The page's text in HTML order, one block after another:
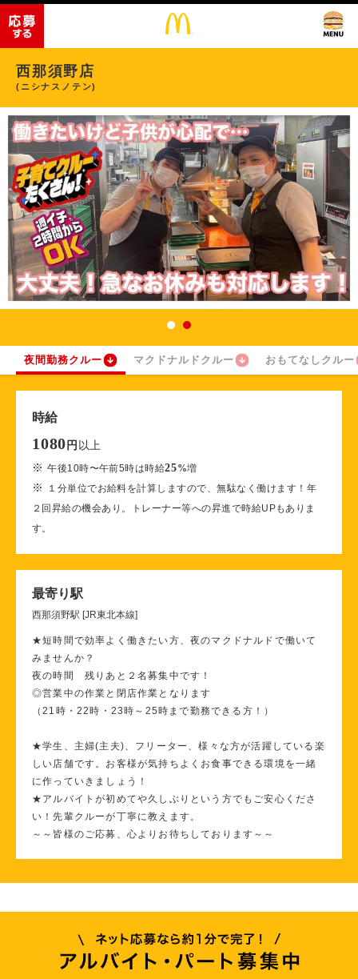
西那須野店
(ニシナスノテン)
夜間勤務クルー マクドナルドクルー おもてなしクルー
時給
1080 円 以上
※午後10時〜午前5時は時給25%増
※
１分単位でお給料を計算しますので、無駄なく働けます！年
２回昇給の機会あり。トレーナー等への昇進で時給UPもありま
す。
最寄り駅
西那須野駅 [JR東北本線]
★短時間で効率よく働きたい方、夜のマクドナルドで働いて
みませんか？
夜の時間 残りあと２名募集中です！
◎営業中の作業と閉店作業となります
（21時・22時・23時～25時まで勤務できる方！）
★学生、主婦(主夫)、フリーター、様々な方が活躍している楽
しい店舗です。お客様が気持ちよくお食事できる環境を一緒
に作っていきましょう！
★アルバイトが初めてや久しぶりという方でもご安心くださ
い！先輩クルーが丁寧に教えます。
～～皆様のご応募、心よりお待ちしております～～